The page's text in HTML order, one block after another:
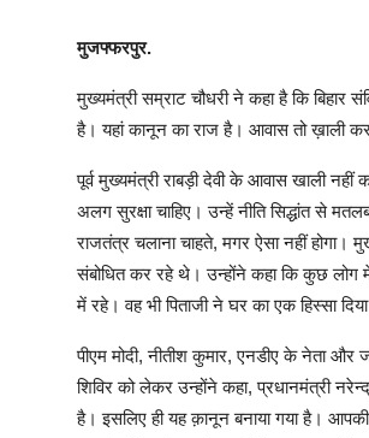
मुजफ्फरपुर.
मुख्यमंत्री सम्राट चौधरी ने कहा है कि
है। यहां कानून का राज है। आवास तो ख़ाली
पूर्व मुख्यमंत्री राबड़ी देवी के आवास खाली
अलग सुरक्षा चाहिए। उन्हें नीति सिद्धांत से
राजतंत्र चलाना चाहते, मगर ऐसा नहीं होगा।
संबोधित कर रहे थे। उन्होंने कहा कि कुछ लोग
में रहे। वह भी पिताजी ने घर का एक हिस्सा
पीएम मोदी, नीतीश कुमार, एनडीए के नेता और
शिविर को लेकर उन्होंने कहा, प्रधानमंत्री
है। इसलिए ही यह क़ानून बनाया गया है। आपकी